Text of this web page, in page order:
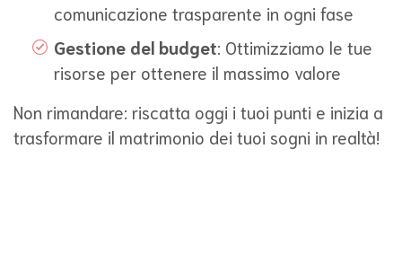
comunicazione trasparente in ogni fase
Gestione del budget: Ottimizziamo le tue
risorse per ottenere il massimo valore
Non rimandare: riscatta oggi i tuoi punti e inizia a
trasformare il matrimonio dei tuoi sogni in realtà!